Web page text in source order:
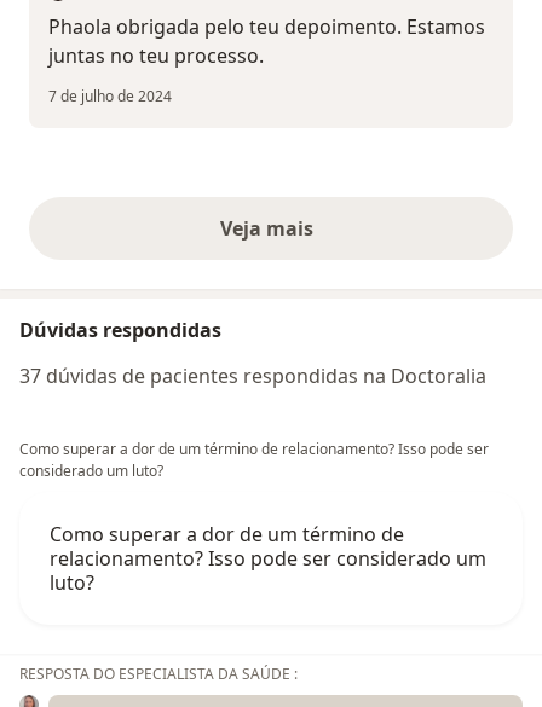
Phaola obrigada pelo teu depoimento. Estamos
juntas no teu processo.
7 de julho de 2024
Veja maisopiniões acima
Dúvidas respondidas
37 dúvidas de pacientes respondidas na Doctoralia
Como superar a dor de um término de relacionamento? Isso pode ser
considerado um luto?
Como superar a dor de um término de
relacionamento? Isso pode ser considerado um
luto?
RESPOSTA DO ESPECIALISTA DA SAÚDE :